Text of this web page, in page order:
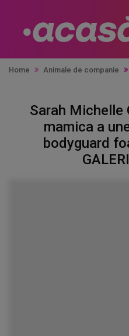
Home Animale de companie
Sarah Michelle
mamica a
bodyguard